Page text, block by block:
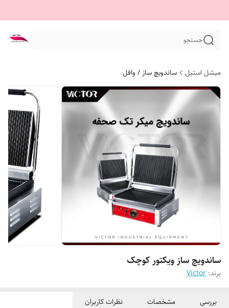
جستجو
میشل استیل ساندویچ ساز / وافل
ساندویچ ساز ویکتور کوچک
برند: Victor
بررسی مشخصات نظرات کاربران